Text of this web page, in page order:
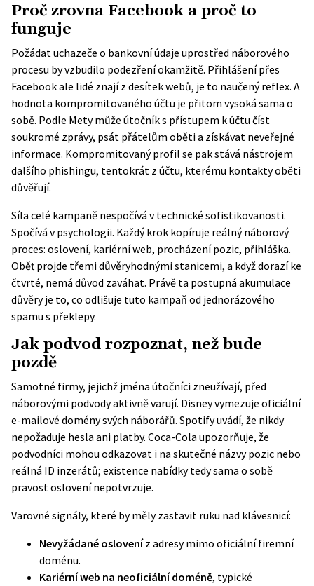
Proč zrovna Facebook a proč to
funguje
Požádat uchazeče o bankovní údaje uprostřed náborového
procesu by vzbudilo podezření okamžitě. Přihlášení přes
Facebook ale lidé znají z desítek webů, je to naučený reflex. A
hodnota kompromitovaného účtu je přitom vysoká sama o
sobě. Podle Metymůže útočník s přístupem k účtu číst
soukromé zprávy, psát přátelům oběti a získávat neveřejné
informace. Kompromitovaný profil se pak stává nástrojem
dalšího phishingu, tentokrát z účtu, kterému kontakty oběti
důvěřují.
Síla celé kampaně nespočívá v technické sofistikovanosti.
Spočívá v psychologii. Každý krok kopíruje reálný náborový
proces: oslovení, kariérní web, procházení pozic, přihláška.
Oběť projde třemi důvěryhodnými stanicemi, a když dorazí ke
čtvrté, nemá důvod zaváhat. Právě ta postupná akumulace
důvěry je to, co odlišuje tuto kampaň od jednorázového
spamu s překlepy.
Jak podvod rozpoznat, než bude
pozdě
Samotné firmy, jejichž jména útočníci zneužívají, před
náborovými podvody aktivně varují. Disneyvymezuje oficiální
e-mailové domény svých náborářů. Spotifyuvádí, že nikdy
nepožaduje hesla ani platby. Coca-Cola upozorňuje, že
podvodníci mohou odkazovat i na skutečné názvy pozic nebo
reálná ID inzerátů; existence nabídky tedy sama o sobě
pravost oslovení nepotvrzuje.
Varovné signály, které by měly zastavit ruku nad klávesnicí:
Nevyžádané osloveníz adresy mimo oficiální firemní
doménu.
Kariérní web na neoficiální doméně, typické